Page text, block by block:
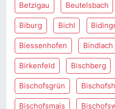
Betzigau Beutelsbach
Biburg Bichl
Biessenhofen Bindlach
Birkenfeld Bischberg
Bischofsgrün
Bischofsmais